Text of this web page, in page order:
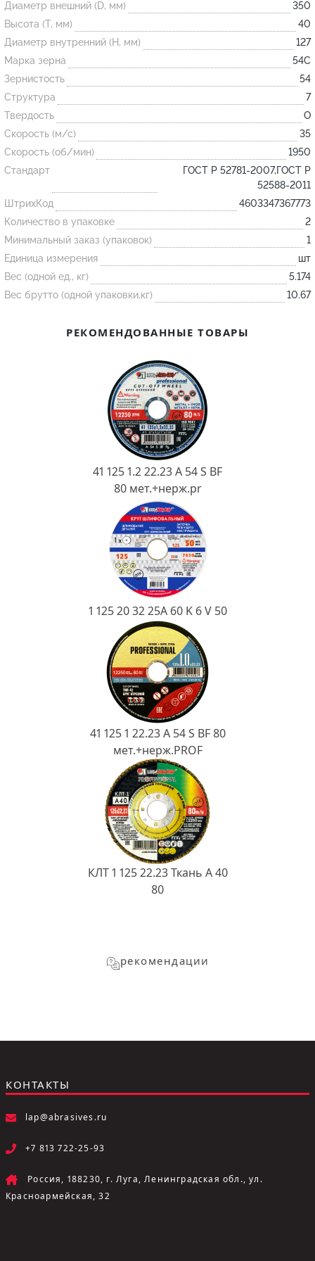
Огнеупорные
изделия
Скачать каталог
Тигель
Муфель
Черпак
Шербер
Трубка
Стержень
Пробка
Подставка
Лодочка
Контакт
Огнеупорная SiC смесь
Диаметр внешний (D, мм)
350
Высота (T, мм)
40
Диаметр внутренний (H, мм)
127
Марка зерна
54С
Зернистость
54
Структура
7
Твердость
O
Скорость (м/с)
35
Скорость (об/мин)
1950
Стандарт
ГОСТ Р 52781-2007,ГОСТ Р
52588-2011
ШтрихКод
4603347367773
Количество в упаковке
2
Минимальный заказ (упаковок)
1
Единица измерения
шт
Вес (одной ед., кг)
5.174
Вес брутто (одной упаковки,кг)
10.67
РЕКОМЕНДОВАННЫЕ ТОВАРЫ
41 125 1.2 22.23 A 54 S BF
80 мет.+нерж.pr
1 125 20 32 25А 60 K 6 V 50
41 125 1 22.23 A 54 S BF 80
мет.+нерж.PROF
КЛТ 1 125 22.23 Ткань A 40
80
рекомендации
КОНТАКТЫ
lap@abrasives.ru
+7 813 722-25-93
Россия, 188230, г. Луга, Ленинградская обл., ул.
Красноармейская, 32